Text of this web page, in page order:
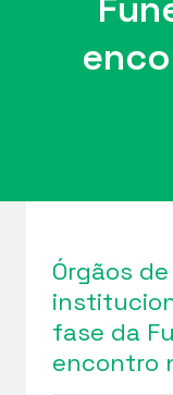
Órgãos
fase da
encontro